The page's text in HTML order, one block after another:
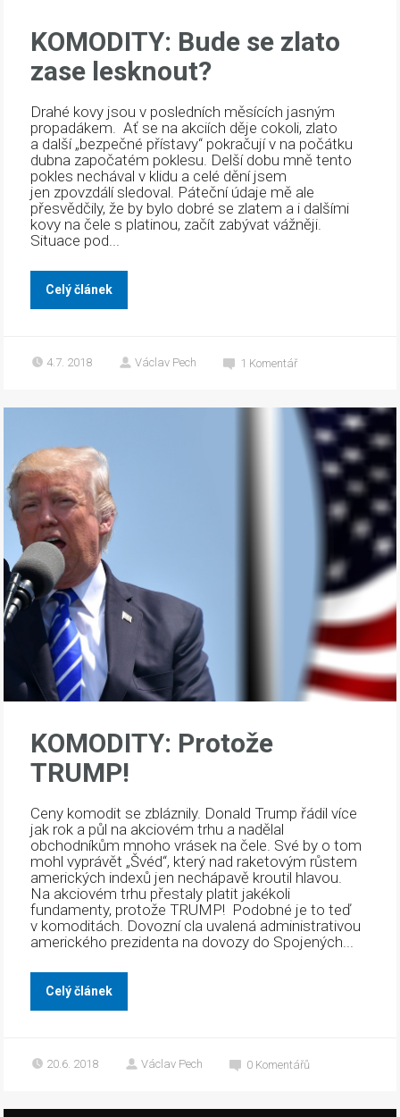
KOMODITY: Bude se zlato
zase lesknout?
Drahé kovy jsou v posledních měsících jasným
propadákem. Ať se na akciích děje cokoli, zlato
a další „bezpečné přístavy“ pokračují v na počátku
dubna započatém poklesu. Delší dobu mně tento
pokles nechával v klidu a celé dění jsem
jen zpovzdálí sledoval. Páteční údaje mě ale
přesvědčily, že by bylo dobré se zlatem a i dalšími
kovy na čele s platinou, začít zabývat vážněji.
Situace pod...
Celý článek
4.7. 2018 Václav Pech 1 Komentář
KOMODITY: Protože
TRUMP!
Ceny komodit se zbláznily. Donald Trump řádil více
jak rok a půl na akciovém trhu a nadělal
obchodníkům mnoho vrásek na čele. Své by o tom
mohl vyprávět „Švéd“, který nad raketovým růstem
amerických indexů jen nechápavě kroutil hlavou.
Na akciovém trhu přestaly platit jakékoli
fundamenty, protože TRUMP! Podobné je to teď
v komoditách. Dovozní cla uvalená administrativou
amerického prezidenta na dovozy do Spojených...
Celý článek
20.6. 2018 Václav Pech 0 Komentářů